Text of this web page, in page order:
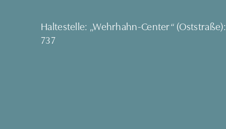
Haltestelle: „Wehrhahn-Center“ (Oststraße):
737